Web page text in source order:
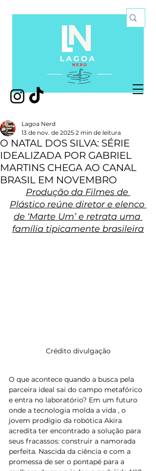
O NATAL DOS SILVA: SÉRIE
IDEALIZADA POR GABRIEL
MARTINS CHEGA AO CANAL
BRASIL EM NOVEMBRO
Lagoa Nerd
13 de nov. de 2025 2 min de leitura
Produção da Filmes de
Plástico reúne diretor e elenco
de ‘Marte Um’ e retrata uma
família tipicamente brasileira
Crédito divulgação
O que acontece quando a busca pela
parceira ideal sai do campo metafórico
e entra no laboratório? Em um futuro
onde a tecnologia molda a vida , o
jovem prodígio da robótica Akira
acredita ter encontrado a solução para
seus fracassos: construir a namorada
perfeita. Nascida da ciência e com a
promessa de ser o pontapé para a